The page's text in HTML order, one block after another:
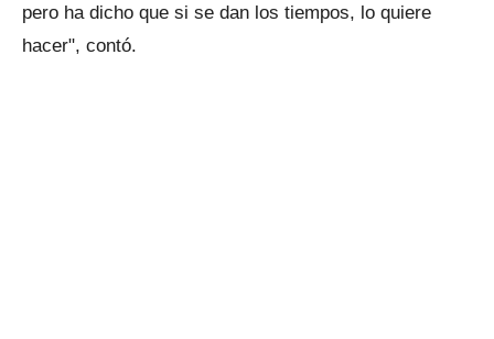
pero ha dicho que si se dan los tiempos, lo quiere
hacer", contó.